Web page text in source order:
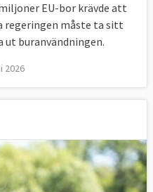
EU-bor krävde att
regeringen måste ta sitt
ut buranvändningen.
2026